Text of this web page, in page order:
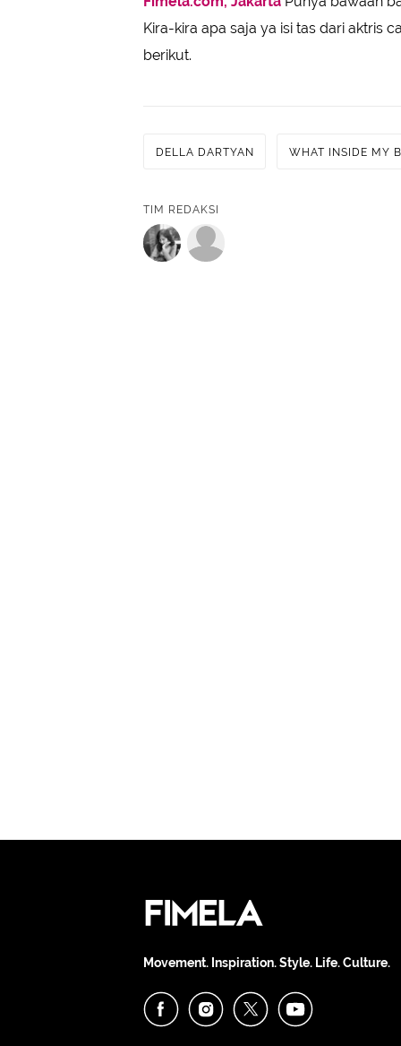
Kira-kira apa saja ya isi tas dari aktris
berikut.
DELLA DARTYAN WHAT INSIDE MY
TIM REDAKSI
Movement. Inspiration. Style. Life. Culture.